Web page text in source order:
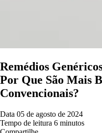
Remédios
Por Que São Mais
Convencionais?
Data 05 de agosto de 2024
Tempo de leitura 6 minutos